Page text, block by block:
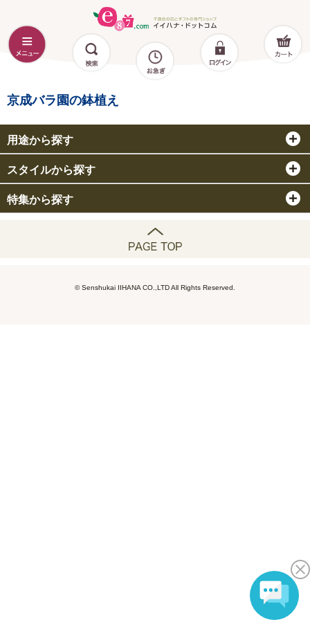
京成バラ園の鉢植え
用途から探す
スタイルから探す
特集から探す
© Senshukai IIHANA CO.,LTD All Rights Reserved.